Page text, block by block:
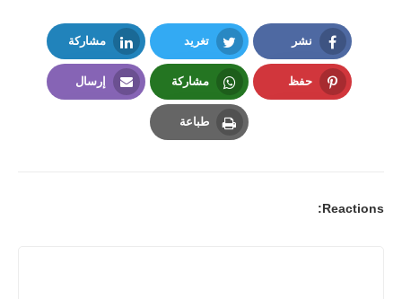
نشر
Facebook
تغريد
Twitter
مشاركة
LinkedIn
حفظ مشاركة
Whatsapp
إرسال
طباعة
Reactions: